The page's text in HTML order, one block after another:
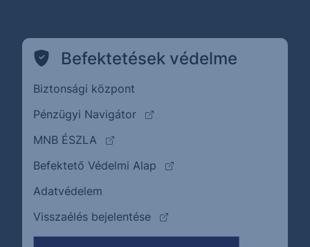
Befektetések védelme
Biztonsági központ
Pénzügyi Navigátor
(külső oldalra ugrik)
MNB ÉSZLA
(külső oldalra ugrik)
Befektető Védelmi Alap
(külső oldalra ugrik)
Adatvédelem
Visszaélés bejelentése
(külső oldalra ugrik)